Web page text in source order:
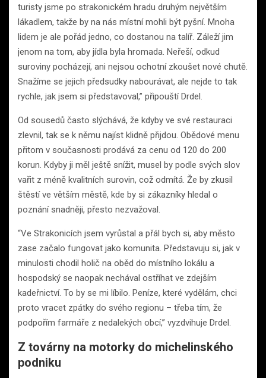
turisty jsme po strakonickém hradu druhým největším
lákadlem, takže by na nás místní mohli být pyšní. Mnoha
lidem je ale pořád jedno, co dostanou na talíř. Záleží jim
jenom na tom, aby jídla byla hromada. Neřeší, odkud
suroviny pocházejí, ani nejsou ochotní zkoušet nové chutě.
Snažíme se jejich předsudky nabourávat, ale nejde to tak
rychle, jak jsem si představoval,” připouští Drdel.
Od sousedů často slýchává, že kdyby ve své restauraci
zlevnil, tak se k němu najíst klidně přijdou. Obědové menu
přitom v současnosti prodává za cenu od 120 do 200
korun. Kdyby ji měl ještě snížit, musel by podle svých slov
vařit z méně kvalitních surovin, což odmítá. Že by zkusil
štěstí ve větším městě, kde by si zákazníky hledal o
poznání snadněji, přesto nezvažoval.
“Ve Strakonicích jsem vyrůstal a přál bych si, aby město
zase začalo fungovat jako komunita. Představuju si, jak v
minulosti chodil holič na oběd do místního lokálu a
hospodský se naopak nechával ostříhat ve zdejším
kadeřnictví. To by se mi líbilo. Peníze, které vydělám, chci
proto vracet zpátky do svého regionu – třeba tím, že
podpořím farmáře z nedalekých obcí,” vyzdvihuje Drdel.
Z továrny na motorky do michelinského
podniku